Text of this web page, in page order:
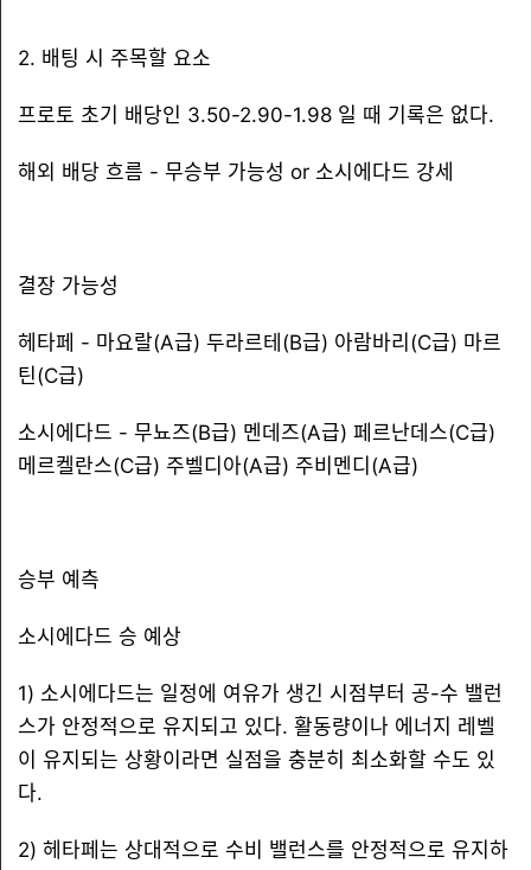
2. 배팅 시 주목할 요소
프로토 초기 배당인 3.50-2.90-1.98 일 때 기록은 없다.
해외 배당 흐름 - 무승부 가능성 or 소시에다드 강세
결장 가능성
헤타페 - 마요랄(A급) 두라르테(B급) 아람바리(C급) 마르
틴(C급)
소시에다드 - 무뇨즈(B급) 멘데즈(A급) 페르난데스(C급)
메르켈란스(C급) 주벨디아(A급) 주비멘디(A급)
승부 예측
소시에다드 승 예상
1) 소시에다드는 일정에 여유가 생긴 시점부터 공-수 밸런
스가 안정적으로 유지되고 있다. 활동량이나 에너지 레벨
이 유지되는 상황이라면 실점을 충분히 최소화할 수도 있
다.
2) 헤타페는 상대적으로 수비 밸런스를 안정적으로 유지하